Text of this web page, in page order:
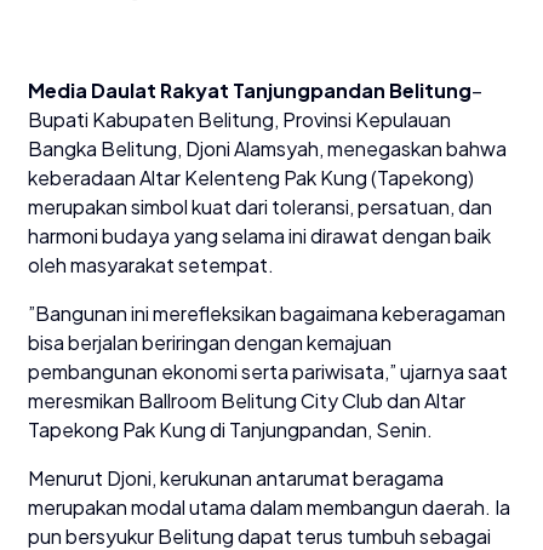
Media Daulat Rakyat Tanjungpandan Belitung–
Bupati Kabupaten Belitung, Provinsi Kepulauan
Bangka Belitung, Djoni Alamsyah, menegaskan bahwa
keberadaan Altar Kelenteng Pak Kung (Tapekong)
merupakan simbol kuat dari toleransi, persatuan, dan
harmoni budaya yang selama ini dirawat dengan baik
oleh masyarakat setempat.
​”Bangunan ini merefleksikan bagaimana keberagaman
bisa berjalan beriringan dengan kemajuan
pembangunan ekonomi serta pariwisata,” ujarnya saat
meresmikan Ballroom Belitung City Club dan Altar
Tapekong Pak Kung di Tanjungpandan, Senin.
​Menurut Djoni, kerukunan antarumat beragama
merupakan modal utama dalam membangun daerah. Ia
pun bersyukur Belitung dapat terus tumbuh sebagai